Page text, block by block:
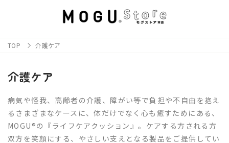
TOP 介護ケア
介護ケア
病気や怪我、高齢者の介護、障がい等で負担や不自由を抱え
るさまざまなケースに、体だけでなく心も癒すためにある、
MOGU®の『ライフケアクッション』。ケアする方される方
双方を笑顔にする、やさしい支えとなる製品をご提供してい